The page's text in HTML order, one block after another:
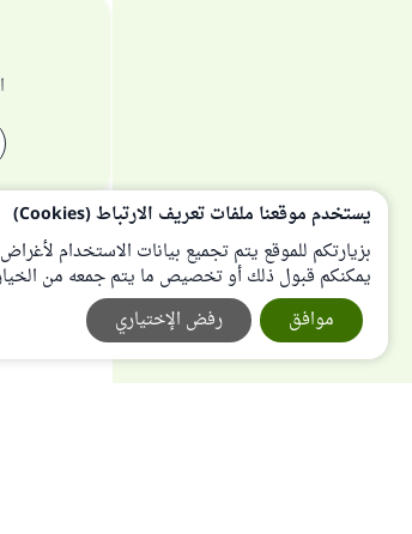
يستخدم موقعنا ملفات تعريف الارتباط (Cookies)
بزيارتكم للموقع يتم تجميع بيانات الاستخدام
يمكنكم قبول ذلك أو تخصيص ما يتم جمعه من
رفض الإختياري موافق